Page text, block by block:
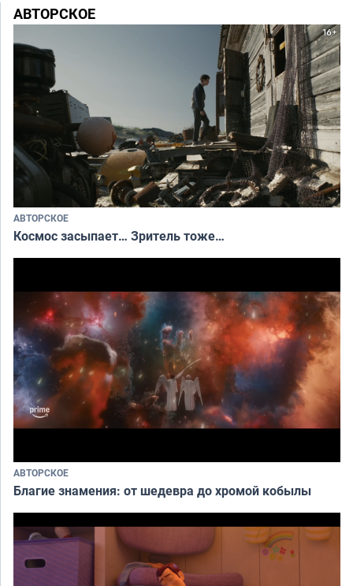
АВТОРСКОЕ
АВТОРСКОЕ
Космос засыпает… Зритель тоже…
АВТОРСКОЕ
Благие знамения: от шедевра до хромой кобылы